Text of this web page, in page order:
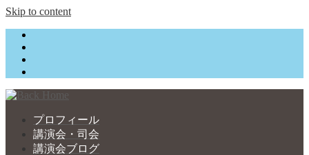
Skip to content
プロフィール
講演会・司会
講演会ブログ